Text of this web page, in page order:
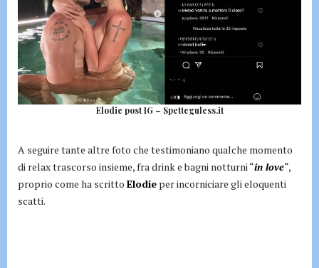
Elodie post IG – Spetteguless.it
A seguire tante altre foto che testimoniano qualche momento
di relax trascorso insieme, fra drink e bagni notturni “in love“,
proprio come ha scritto Elodie per incorniciare gli eloquenti
scatti.